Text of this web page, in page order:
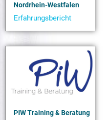
Nordrhein-Westfalen
Erfahrungsbericht
PIW Training & Beratung